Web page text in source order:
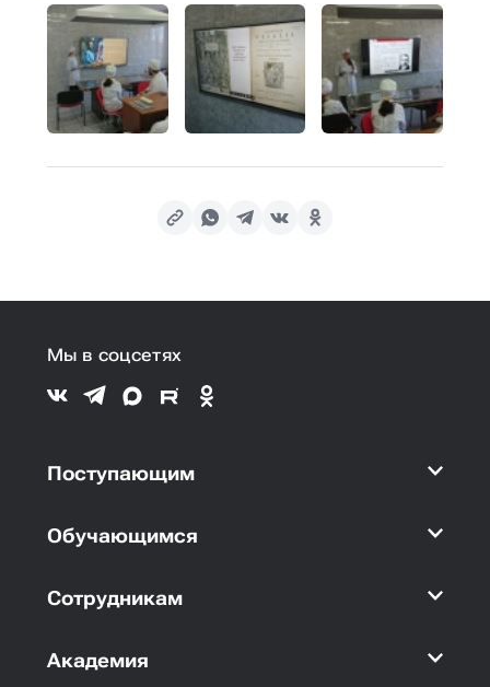
Мы в соцсетях
Поступающим
Обучающимся
Сотрудникам
Академия